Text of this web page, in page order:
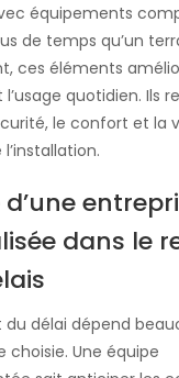
équipements
de temps qu’un
ces éléments
quotidien. Ils
le confort et la
d’une
dans le
du délai dépend
choisie. Une équipe